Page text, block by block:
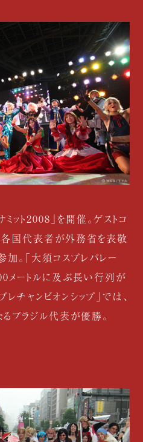
ット2008」を開催。ゲストコ
各国代表者が外務省を表敬
。「大須コスプレパレー
メートルに及ぶ長い行列が
チャンピオンシップ」では、
ブラジル代表が優勝。